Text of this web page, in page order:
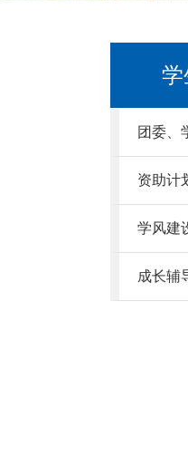
学
团委、
资助计
学风建
成长辅